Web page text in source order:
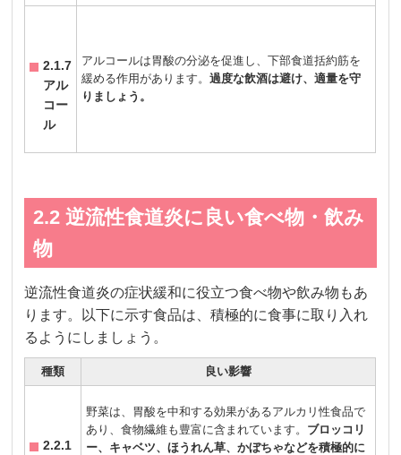
2.1.7
アル
コー
ル
アルコールは胃酸の分泌を促進し、下部食道括約筋を
緩める作用があります。過度な飲酒は避け、適量を守
りましょう。
2.2 逆流性食道炎に良い食べ物・飲み
物
逆流性食道炎の症状緩和に役立つ食べ物や飲み物もあ
ります。以下に示す食品は、積極的に食事に取り入れ
るようにしましょう。
種類 良い影響
2.2.1
野菜は、胃酸を中和する効果があるアルカリ性食品で
あり、食物繊維も豊富に含まれています。 ブロッコリ
ー、キャベツ、ほうれん草、かぼちゃなどを積極的に